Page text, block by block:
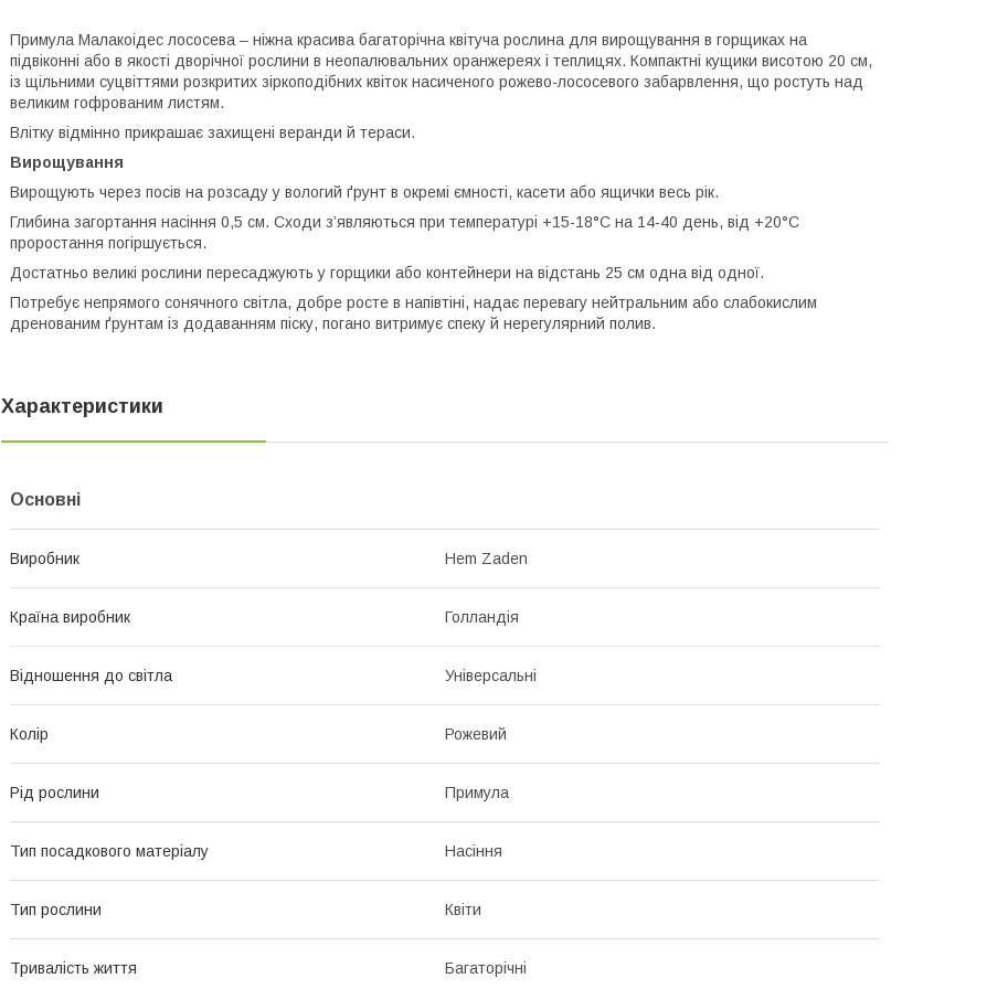
Примула Малакоідес лососева – ніжна красива багаторічна квітуча рослина для вирощування в горщиках на
підвіконні або в якості дворічної рослини в неопалювальних оранжереях і теплицях. Компактні кущики висотою 20 см,
із щільними суцвіттями розкритих зіркоподібних квіток насиченого рожево-лососевого забарвлення, що ростуть над
великим гофрованим листям.
Влітку відмінно прикрашає захищені веранди й тераси.
Вирощування
Вирощують через посів на розсаду у вологий ґрунт в окремі ємності, касети або ящички весь рік.
Глибина загортання насіння 0,5 см. Сходи з’являються при температурі +15-18°С на 14-40 день, від +20°С
проростання погіршується.
Достатньо великі рослини пересаджують у горщики або контейнери на відстань 25 см одна від одної.
Потребує непрямого сонячного світла, добре росте в напівтіні, надає перевагу нейтральним або слабокислим
дренованим ґрунтам із додаванням піску, погано витримує спеку й нерегулярний полив.
Характеристики
Основні
Виробник Hem Zaden
Країна виробник Голландія
Відношення до світла Універсальні
Колір Рожевий
Рід рослини Примула
Тип посадкового матеріалу Насіння
Тип рослини Квіти
Тривалість життя Багаторічні